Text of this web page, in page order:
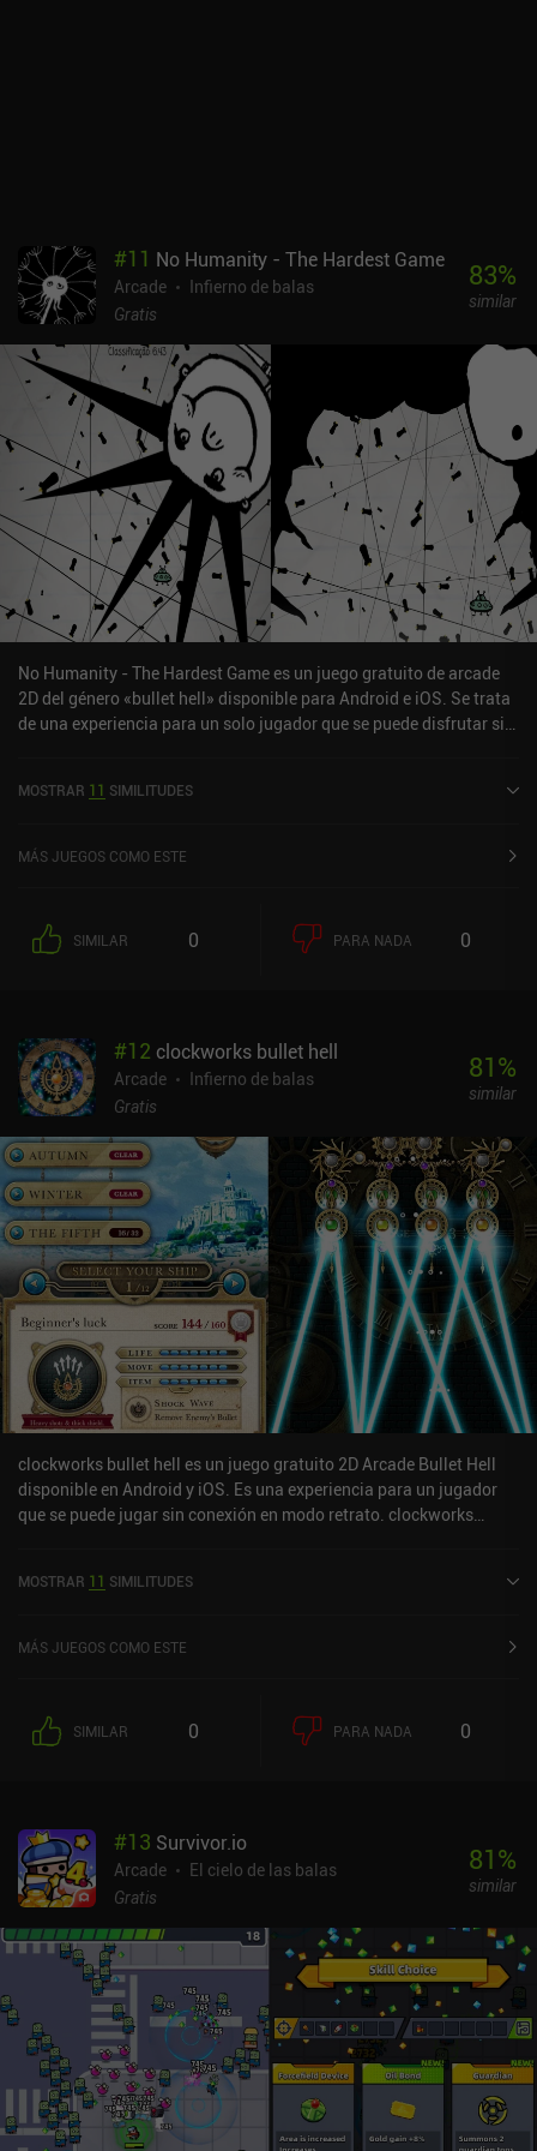
#11 No Humanity - The Hardest Game
Arcade
Infierno de balas
Gratis
83%
similar
No Humanity - The Hardest Game es un juego gratuito de arcade
2D del género «bullet hell» disponible para Android e iOS. Se trata
de una experiencia para un solo jugador que se puede disfrutar sin
Hardest Game se lanzó en enero de 2015 y tiene actualmente una
App Store de iOS.
MOSTRAR 11 SIMILITUDES
MÁS JUEGOS COMO ESTE
SIMILAR 0 PARA NADA 0
#12 clockworks bullet hell
Arcade
Infierno de balas
Gratis
81%
similar
clockworks bullet hell es un juego gratuito 2D Arcade Bullet Hell
disponible en Android y iOS. Es una experiencia para un jugador
que se puede jugar sin conexión en modo retrato. clockworks
Store de iOS.
MOSTRAR 11 SIMILITUDES
MÁS JUEGOS COMO ESTE
SIMILAR 0 PARA NADA 0
#13 Survivor.io
Arcade
El cielo de las balas
Gratis
81%
similar